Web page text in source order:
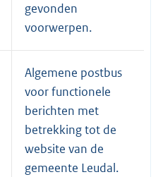
gevonden
voorwerpen.
Algemene postbus
voor functionele
berichten met
betrekking tot de
website van de
gemeente Leudal.